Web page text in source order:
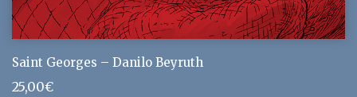
Saint Georges – Danilo Beyruth
25,00€